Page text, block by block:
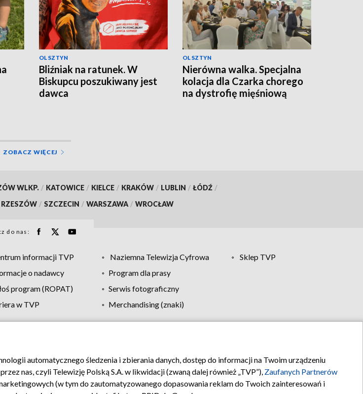
OLSZTYN
Bliźniak na ratunek. W
Biskupcu poszukiwany jest
dawca
OLSZTYN
Nierówna walka. Specjalna
kolacja dla Czarka chorego
na dystrofię mięśniową
ZOBACZ WIĘCEJ
WLKP. / KATOWICE / KIELCE / KRAKÓW / LUBLIN / ŁÓDŹ /
RZESZÓW / SZCZECIN / WARSZAWA / WROCŁAW
do nas:
informacji TVP Naziemna Telewizja Cyfrowa
Sklep TVP
o nadawcy
Program dla prasy
program (ROPAT)
Serwis fotograficzny
w TVP
Merchandising (znaki)
Moje zgody Pomoc Biuro reklamy Kontakt
automatycznego śledzenia i zbierania danych, dostęp do informacji na Twoim urządzeniu
nas, czyli Telewizję Polską S.A. w likwidacji (zwaną dalej również „TVP”), Zaufanych Partnerów
(w tym do zautomatyzowanego dopasowania reklam do Twoich zainteresowań i